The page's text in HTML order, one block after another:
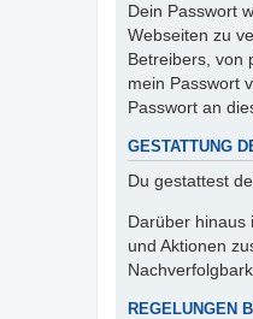
Dein Passwort
Webseiten zu
Betreibers, von
mein Passwort
Passwort an
GESTATTUNG
Du gestattest
Darüber hinaus
und Aktionen
REGELUNGEN